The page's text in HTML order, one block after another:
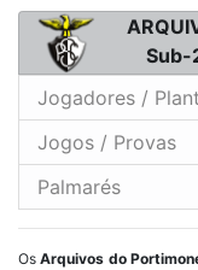
Sub-
Jogadores /
Jogos / Provas
Palmarés
OsArquivos do